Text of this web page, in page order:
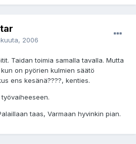
2006
Taidan toimia samalla tavalla. Mutta
on pyörien kulmien säätö
ens kesänä????, kenties.
taas, Varmaan hyvinkin pian.